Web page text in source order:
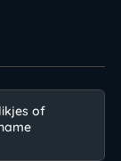
of